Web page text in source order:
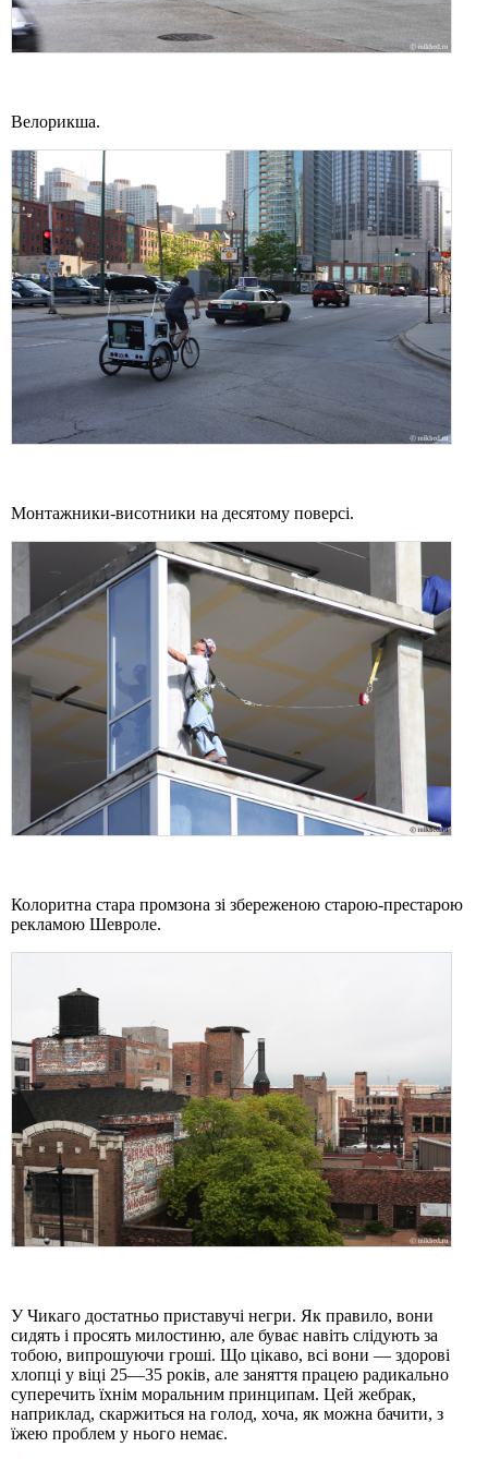
Велорикша.
Монтажники-висотники на десятому поверсі.
Колоритна стара промзона зі збереженою старою-престарою
рекламою Шевроле.
У Чикаго достатньо приставучі негри. Як правило, вони
сидять і просять милостиню, але буває навіть слідують за
тобою, випрошуючи гроші. Що цікаво, всі вони — здорові
хлопці у віці 25—35 років, але заняття працею радикально
суперечить їхнім моральним принципам. Цей жебрак,
наприклад, скаржиться на голод, хоча, як можна бачити, з
їжею проблем у нього немає.